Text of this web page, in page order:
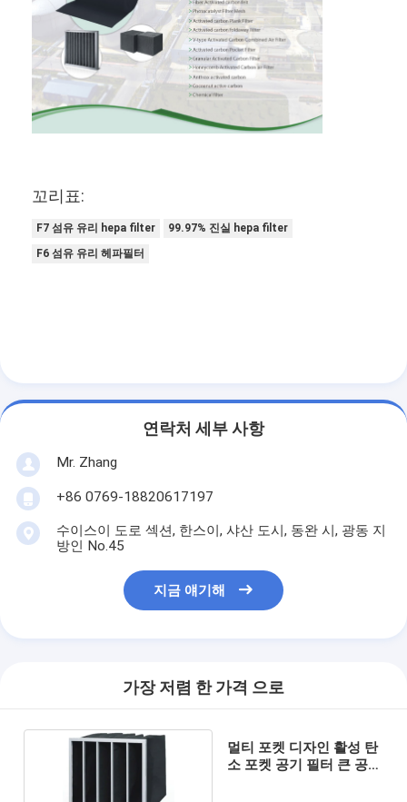
공장 투어
품질 관리
공기 정화 필터 성형기
공기 정화 필터 제조기
꼬리표:
F7 섬유 유리 hepa filter
99.97% 진실 hepa filter
F6 섬유 유리 헤파필터
연락처 세부 사항
Mr. Zhang
+86 0769-18820617197
수이스이 도로 섹션, 한스이, 샤산 도시, 동완 시, 광동 지
방인 No.45
지금 얘기해
가장 저렴 한 가격 으로
멀티 포켓 디자인 활성 탄
소 포켓 공기 필터 큰 공기